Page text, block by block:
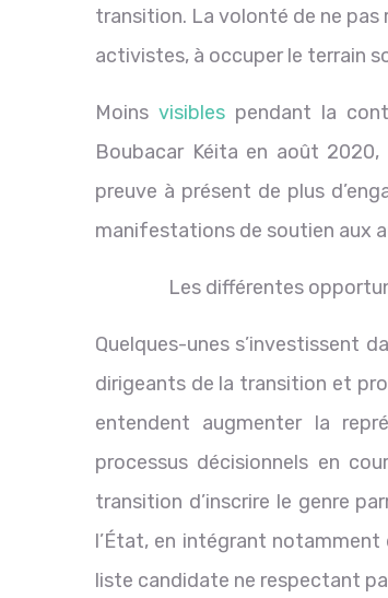
transition. La volonté de ne pas
activistes, à occuper le terrain
Moins visibles pendant la
Boubacar Kéita en août
preuve à présent de plus
manifestations de soutien aux
Les différentes
Quelques-unes s’investissent
dirigeants de la transition et
entendent augmenter la
processus décisionnels en
transition d’inscrire le genre
l’État, en intégrant
liste candidate ne respectant